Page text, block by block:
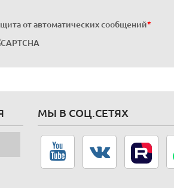
от автоматических сообщений*
МЫ В СОЦ.СЕТЯХ